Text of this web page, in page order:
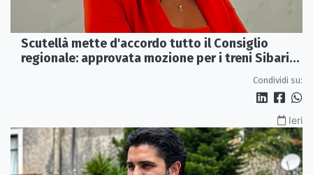
Scutellà mette d'accordo tutto il Consiglio
regionale: approvata mozione per i treni Sibari-
Condividi su:
Ieri